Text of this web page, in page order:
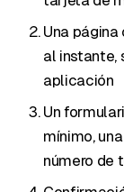
Una
al instante,
aplicación
Un
mínimo,
número